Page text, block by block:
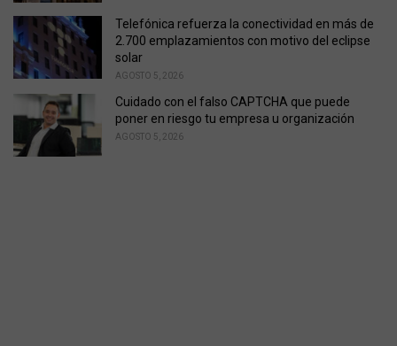
Telefónica refuerza la conectividad en más de
2.700 emplazamientos con motivo del eclipse
solar
AGOSTO 5, 2026
Cuidado con el falso CAPTCHA que puede
poner en riesgo tu empresa u organización
AGOSTO 5, 2026